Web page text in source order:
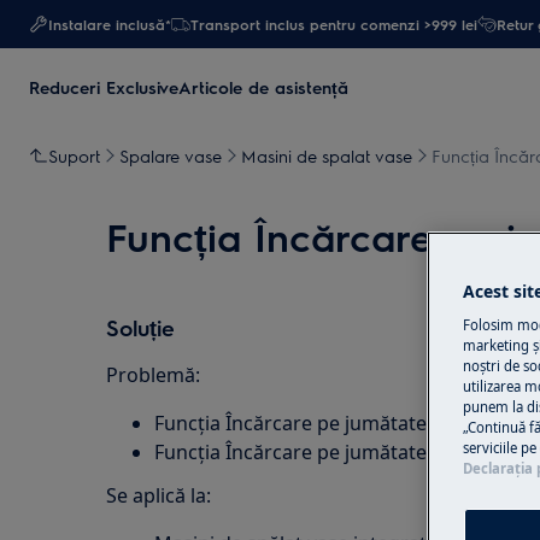
Instalare inclusă* Transport inclus pentru comenzi >999 lei Retur
Reduceri ExclusiveArticole de asistență
Suport Spalare vase Masini de spalat vase Funcția
Funcția Încărcare pe
Soluție
Problemă:
Funcția Încărcare pe jumătate a mașinii
Funcția Încărcare pe jumătate nu poate fi
Se aplică la:
Acest
Folosim
marketing
noștri de
utilizarea
punem la
„Continuă
serviciile
Declaraţia